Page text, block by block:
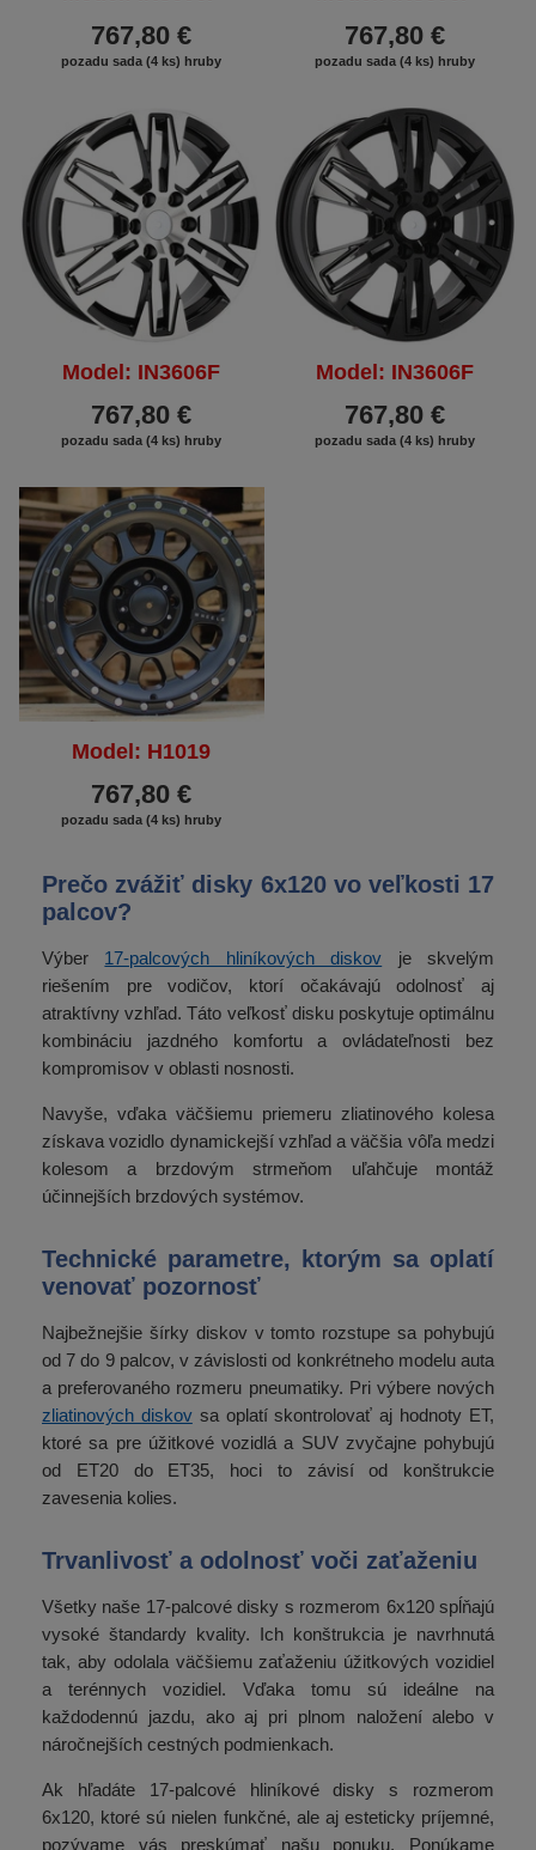
767,80 €
pozadu sada (4 ks) hruby
767,80 €
pozadu sada (4 ks) hruby
Model: IN3606F
767,80 €
pozadu sada (4 ks) hruby
Model: IN3606F
767,80 €
pozadu sada (4 ks) hruby
Model: H1019
767,80 €
pozadu sada (4 ks) hruby
Prečo zvážiť disky 6x120 vo veľkosti 17
palcov?
Výber 17-palcových hliníkových diskov je skvelým
riešením pre vodičov, ktorí očakávajú odolnosť aj
atraktívny vzhľad. Táto veľkosť disku poskytuje optimálnu
kombináciu jazdného komfortu a ovládateľnosti bez
kompromisov v oblasti nosnosti.
Navyše, vďaka väčšiemu priemeru zliatinového kolesa
získava vozidlo dynamickejší vzhľad a väčšia vôľa medzi
kolesom a brzdovým strmeňom uľahčuje montáž
účinnejších brzdových systémov.
Technické parametre, ktorým sa oplatí
venovať pozornosť
Najbežnejšie šírky diskov v tomto rozstupe sa pohybujú
od 7 do 9 palcov, v závislosti od konkrétneho modelu auta
a preferovaného rozmeru pneumatiky. Pri výbere nových
zliatinových diskovsa oplatí skontrolovať aj hodnoty ET,
ktoré sa pre úžitkové vozidlá a SUV zvyčajne pohybujú
od ET20 do ET35, hoci to závisí od konštrukcie
zavesenia kolies.
Trvanlivosť a odolnosť voči zaťaženiu
Všetky naše 17-palcové disky s rozmerom 6x120 spĺňajú
vysoké štandardy kvality. Ich konštrukcia je navrhnutá
tak, aby odolala väčšiemu zaťaženiu úžitkových vozidiel
a terénnych vozidiel. Vďaka tomu sú ideálne na
každodennú jazdu, ako aj pri plnom naložení alebo v
náročnejších cestných podmienkach.
Ak hľadáte 17-palcové hliníkové disky s rozmerom
6x120, ktoré sú nielen funkčné, ale aj esteticky príjemné,
pozývame vás preskúmať našu ponuku. Ponúkame